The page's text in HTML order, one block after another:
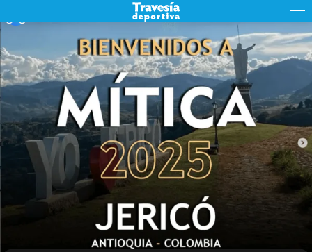
to
content